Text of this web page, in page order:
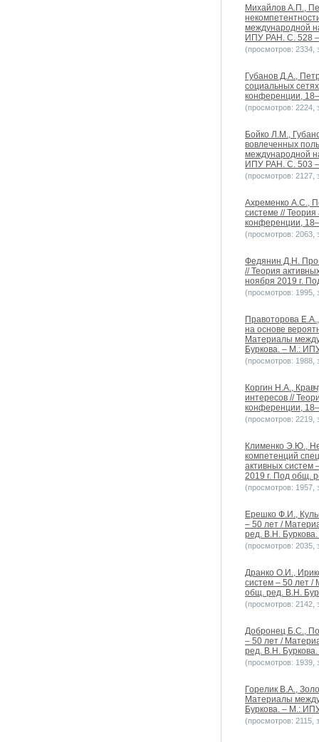
Михайлов А.П.,
международной
ИПУ РАН. C. 528
(просмотров: 2334,
Губанов Д.А.,
социальных
конференции,
(просмотров: 2224,
Бойко Л.М.,
вовлеченных
международной
ИПУ РАН. C. 503
(просмотров: 2127,
Ахременко А.С.,
системе //
конференции,
(просмотров: 2063,
Федянин Д.Н.
// Теория
ноября 2019 г.
(просмотров: 1995,
Правоторова
на основе
Материалы
Буркова. – М.:
(просмотров: 1988,
Коргин Н.А.,
интересов //
конференции,
(просмотров: 2219,
Клименко Э.Ю.,
компетенций
активных систем
2019 г. Под общ.
(просмотров: 1957,
Ерешко Ф.И.,
– 50 лет /
ред. В.Н.
(просмотров: 2035,
Дранко О.И.,
систем – 50 лет /
общ. ред. В.Н.
(просмотров: 2142,
Добронец Б.С.,
– 50 лет /
ред. В.Н.
(просмотров: 1939,
Горелик В.А.,
Материалы
Буркова. – М.:
(просмотров: 2115,